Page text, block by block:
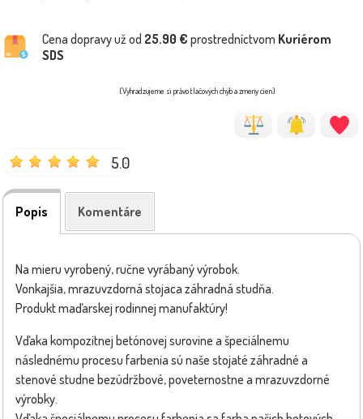
Cena dopravy už od 25.90 € prostredníctvom Kuriérom
SDS
(Vyhradzujeme si právo tlačových chýb a zmeny cien)
5.0
Popis Komentáre
Na mieru vyrobený, ručne vyrábaný výrobok.
Vonkajšia, mrazuvzdorná stojaca záhradná studňa.
Produkt maďarskej rodinnej manufaktúry!
Vďaka kompozitnej betónovej surovine a špeciálnemu
následnému procesu farbenia sú naše stojaté záhradné a
stenové studne bezúdržbové, poveternostne a mrazuvzdorné
výrobky.